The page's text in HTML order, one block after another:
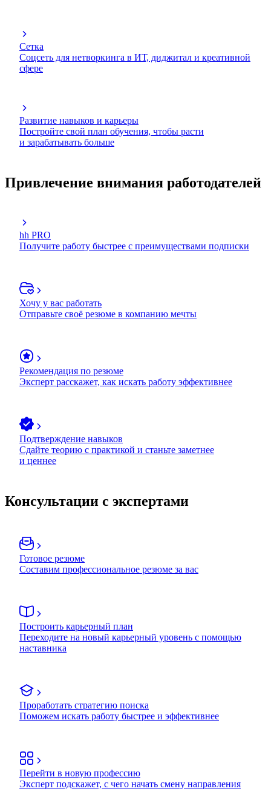
Сетка
Соцсеть для нетворкинга в ИТ, диджитал и креативной
сфере
Развитие навыков и карьеры
Постройте свой план обучения, чтобы расти
и зарабатывать больше
Привлечение внимания работодателей
hh PRO
Получите работу быстрее с преимуществами подписки
Хочу у вас работать
Отправьте своё резюме в компанию мечты
Рекомендация по резюме
Эксперт расскажет, как искать работу эффективнее
Подтверждение навыков
Сдайте теорию с практикой и станьте заметнее
и ценнее
Консультации с экспертами
Готовое резюме
Составим профессиональное резюме за вас
Построить карьерный план
Переходите на новый карьерный уровень с помощью
наставника
Проработать стратегию поиска
Поможем искать работу быстрее и эффективнее
Перейти в новую профессию
Эксперт подскажет, с чего начать смену направления